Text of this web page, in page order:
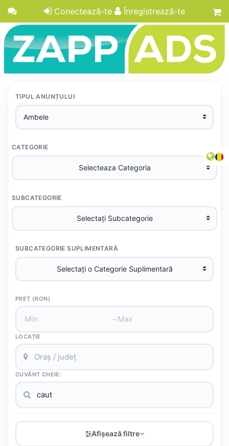
Conectează-te Înregistrează-te
TIPUL ANUNȚULUI
CATEGORIE
SUBCATEGORIE
SUBCATEGORIE SUPLIMENTARĂ
PREȚ (RON)
–
LOCAȚIE
CUVÂNT CHEIE:
Afișează filtre